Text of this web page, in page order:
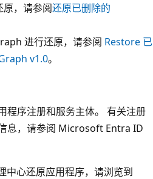
，请参阅还原已删除的
进行还原，请参阅 Restore 已
v1.0。
程序注册和服务主体。 有关注册
息，请参阅 Microsoft Entra ID
心还原应用程序，请浏览到